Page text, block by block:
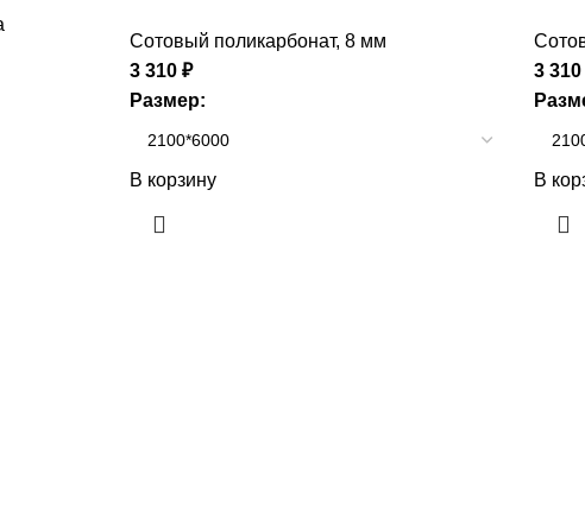
Сотовый поликарбонат, 8 мм
3 310 ₽
Размер:
В корзину
3 310
В